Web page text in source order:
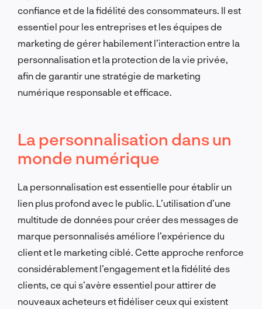
confiance et de la fidélité des consommateurs. Il est
essentiel pour les entreprises et les équipes de
marketing de gérer habilement l’interaction entre la
personnalisation et la protection de la vie privée,
afin de garantir une stratégie de marketing
numérique responsable et efficace.
La personnalisation dans un
monde numérique
La personnalisation est essentielle pour établir un
lien plus profond avec le public. L’utilisation d’une
multitude de données pour créer des messages de
marque personnalisés améliore l’expérience du
client et le marketing ciblé. Cette approche renforce
considérablement l’engagement et la fidélité des
clients, ce qui s’avère essentiel pour attirer de
nouveaux acheteurs et fidéliser ceux qui existent